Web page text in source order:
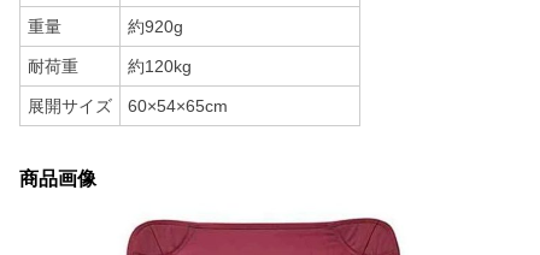
重量 約920g
耐荷重 約120kg
展開サイズ 60×54×65cm
商品画像